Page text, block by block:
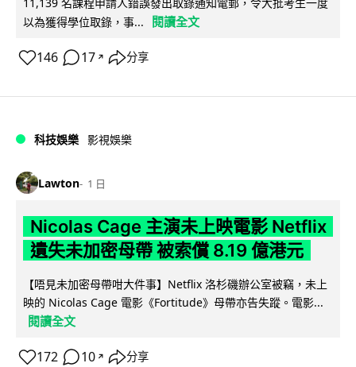
以為獲得學位取錄，事...
閱讀全文
146 17 ↗ 分享
科技娛樂 影視娛樂
Lawton 1 日
Nicolas Cage 主演未上映電影 Netflix
遺失未加密母帶 被索償 8.19 億港元
【唔見未加密母帶咁大件事】Netflix 洛杉磯辦公室被竊，未上
映的 Nicolas Cage 電影《Fortitude》母帶亦告失蹤。電影...
閱讀全文
172 10 ↗ 分享